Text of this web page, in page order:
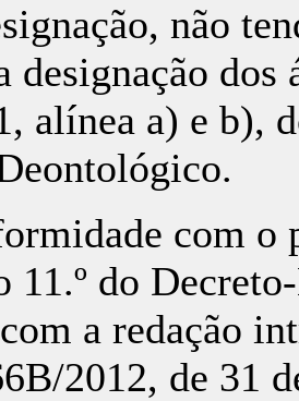
não
designação
alínea a) e b),
com o
11.º do
a redação
2012, de 31